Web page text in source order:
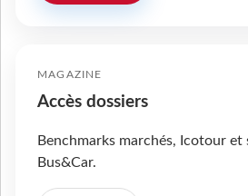
MAGAZINE
Accès dossiers
Benchmarks marchés, Icotour et
Bus&Car.